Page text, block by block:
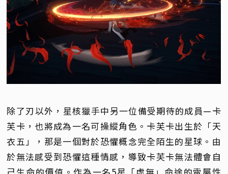
除了刃以外，星核獵手中另一位備受期待的成員—卡
芙卡，也將成為一名可操縱角色。卡芙卡出生於「天
衣五」，那是一個對於恐懼概念完全陌生的星球。由
於無法感受到恐懼這種情感，導致卡芙卡無法體會自